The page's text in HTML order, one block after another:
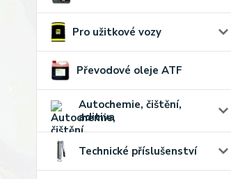
Pro užitkové vozy
Převodové oleje ATF
Autochemie, čištění,
aditiva
Technické příslušenství